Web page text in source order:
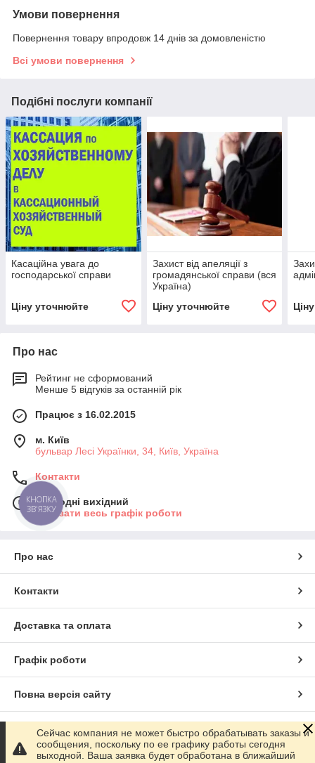
Умови повернення
Повернення товару впродовж 14 днів за домовленістю
Всі умови повернення
Подібні послуги компанії
Касаційна увага до
господарської справи
Ціну уточнюйте
Захист від апеляції з
громадянської справи (вся
Україна)
Ціну уточнюйте
Про нас
Рейтинг не сформований
Менше 5 відгуків за останній рік
Працює з 16.02.2015
м. Київ
бульвар Лесі Українки, 34, Київ, Україна
Контакти
Сьогодні вихідний
Показати весь графік роботи
Про нас
Контакти
Доставка та оплата
Графік роботи
Повна версія сайту
Сайт створено на маркетплейсі Prom.ua
Сейчас компания не может быстро обрабатывать заказы и
сообщения, поскольку по ее графику работы сегодня
выходной. Ваша заявка будет обработана в ближайший
КНОПКА
ЗВ'ЯЗКУ